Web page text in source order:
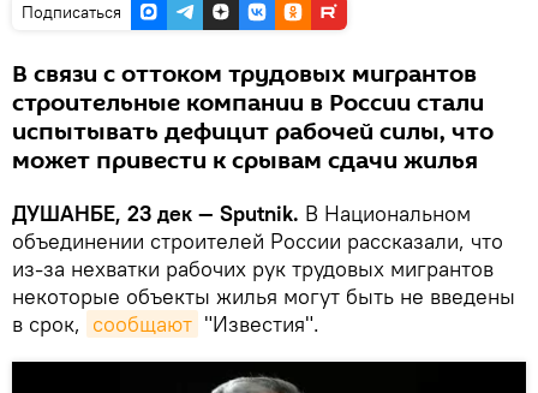
Подписаться
В связи с оттоком трудовых мигрантов
строительные компании в России стали
испытывать дефицит рабочей силы, что
может привести к срывам сдачи жилья
ДУШАНБЕ, 23 дек — Sputnik. В Национальном
объединении строителей России рассказали, что
из-за нехватки рабочих рук трудовых мигрантов
некоторые объекты жилья могут быть не введены
в срок, сообщают "Известия".